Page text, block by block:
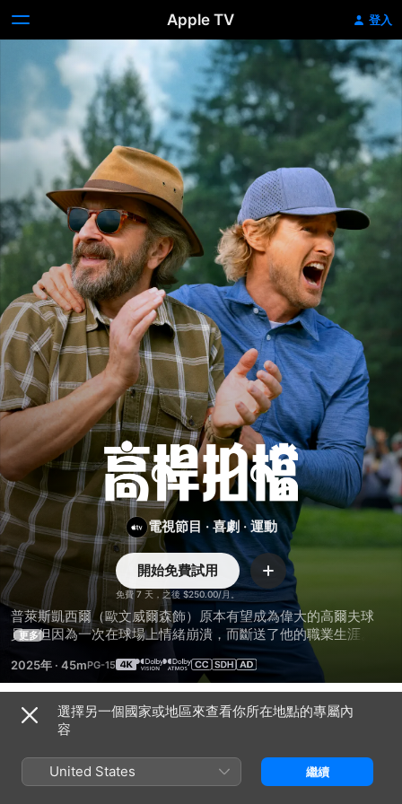
Apple TV 登入
高
桿
拍
檔
電視節目 ·喜劇 ·運動
免費 7 天，之後 $250.00/月。
開始免費試用
新
增
普萊斯凱西爾（歐文威爾森飾）原本有望成為偉大的高爾夫球
員，但因為一次在球場上情緒崩潰，而斷送了他的職業生涯。現
在，只能勉強維持生計的他，賭上一切指導一名潛力無限的青少
年高球天才桑提，同時也試圖拯救自己。
更多
2025年 · 45m
第 1 季
選擇另一個國家或地區來查看你所在地點的專屬內
容
United States 繼續